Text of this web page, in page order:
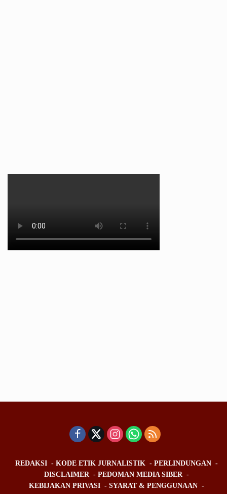
REDAKSI KODE ETIK JURNALISTIK
PERLINDUNGAN
DISCLAIMER
PEDOMAN MEDIA SIBER
KEBIJAKAN PRIVASI
SYARAT & PENGGUNAAN